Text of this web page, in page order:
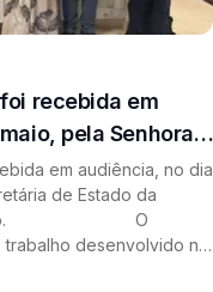
recebida em
pela Senhora
Prof.
em audiência, no dia
de Estado da
⠀⠀⠀⠀⠀⠀⠀⠀⠀⠀ O
desenvolvido no